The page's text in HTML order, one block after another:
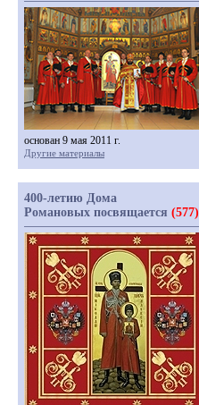
основан 9 мая 2011 г.
Другие материалы
400-летию Дома
Романовых посвящается (577)